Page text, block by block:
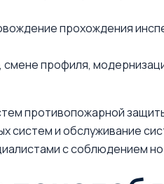
прохождения
профиля,
противопожарной
систем и обслуживание
с соблюдением